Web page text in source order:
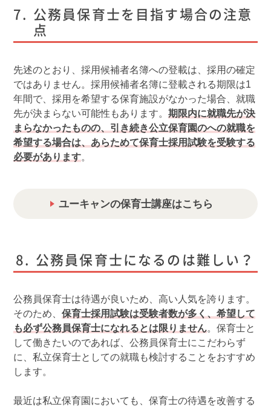
公務員保育士を目指す場合の注意
点
先述のとおり、採用候補者名簿への登載は、採用の確定
ではありません。採用候補者名簿に登載される期限は1
年間で、採用を希望する保育施設がなかった場合、就職
先が決まらない可能性もあります。 期限内に就職先が決
まらなかったものの、引き続き公立保育園のへの就職を
希望する場合は、あらためて保育士採用試験を受験する
必要があります。
ユーキャンの保育士講座はこちら
公務員保育士になるのは難しい？
公務員保育士は待遇が良いため、高い人気を誇ります。
そのため、 保育士採用試験は受験者数が多く、希望して
も必ず公務員保育士になれるとは限りません。保育士と
して働きたいのであれば、公務員保育士にこだわらず
に、私立保育士としての就職も検討することをおすすめ
します。
最近は私立保育園においても、保育士の待遇を改善する